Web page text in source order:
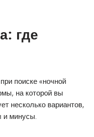
где
поиске «ночной
на которой вы
несколько вариантов,
и минусы.